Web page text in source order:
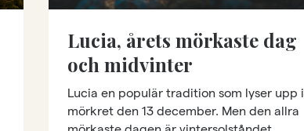
Lucia, årets mörkaste dag
och midvinter
Lucia en populär tradition som lyser upp i
mörkret den 13 december. Men den allra